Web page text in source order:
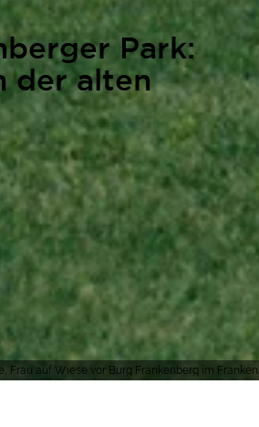
Frau auf Wiese vor Burg Frankenberg im
Park:
der alten